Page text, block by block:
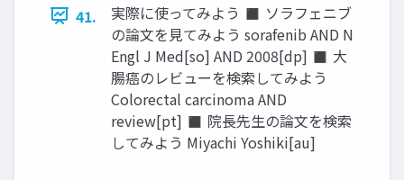
41.
実際に使ってみよう ◼ ソラフェニブ
の論文を見てみよう sorafenib AND N
Engl J Med[so] AND 2008[dp] ◼ 大
腸癌のレビューを検索してみよう
Colorectal carcinoma AND
review[pt] ◼ 院長先生の論文を検索
してみよう Miyachi Yoshiki[au]